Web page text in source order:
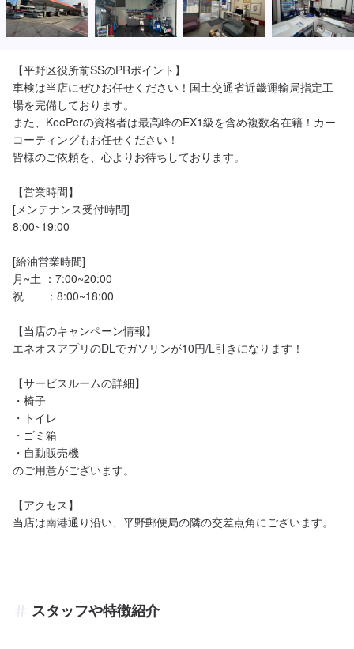
【平野区役所前SSのPRポイント】
車検は当店にぜひお任せください！国土交通省近畿運輸局指定工
場を完備しております。
また、KeePerの資格者は最高峰のEX1級を含め複数名在籍！カー
コーティングもお任せください！
皆様のご依頼を、心よりお待ちしております。
【営業時間】
[メンテナンス受付時間]
8:00~19:00
[給油営業時間]
月~土 ：7:00~20:00
祝　　：8:00~18:00
【当店のキャンペーン情報】
エネオスアプリのDLでガソリンが10円/L引きになります！
【サービスルームの詳細】
・椅子
・トイレ
・ゴミ箱
・自動販売機
のご用意がございます。
【アクセス】
当店は南港通り沿い、平野郵便局の隣の交差点角にございます。
スタッフや特徴紹介